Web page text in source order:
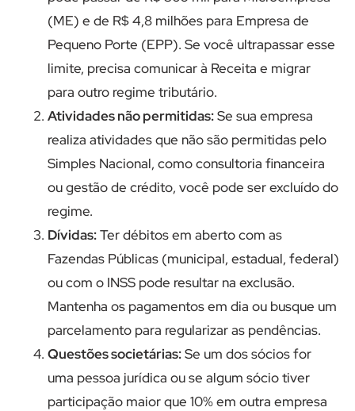
(ME) e de R$ 4,8 milhões para Empresa de
Pequeno Porte (EPP). Se você ultrapassar esse
limite, precisa comunicar à Receita e migrar
para outro regime tributário.
Atividades não permitidas:Se sua empresa
realiza atividades que não são permitidas pelo
Simples Nacional, como consultoria financeira
ou gestão de crédito, você pode ser excluído do
regime.
Dívidas:Ter débitos em aberto com as
Fazendas Públicas (municipal, estadual, federal)
ou com o INSS pode resultar na exclusão.
Mantenha os pagamentos em dia ou busque um
parcelamento para regularizar as pendências.
Questões societárias:Se um dos sócios for
uma pessoa jurídica ou se algum sócio tiver
participação maior que 10% em outra empresa